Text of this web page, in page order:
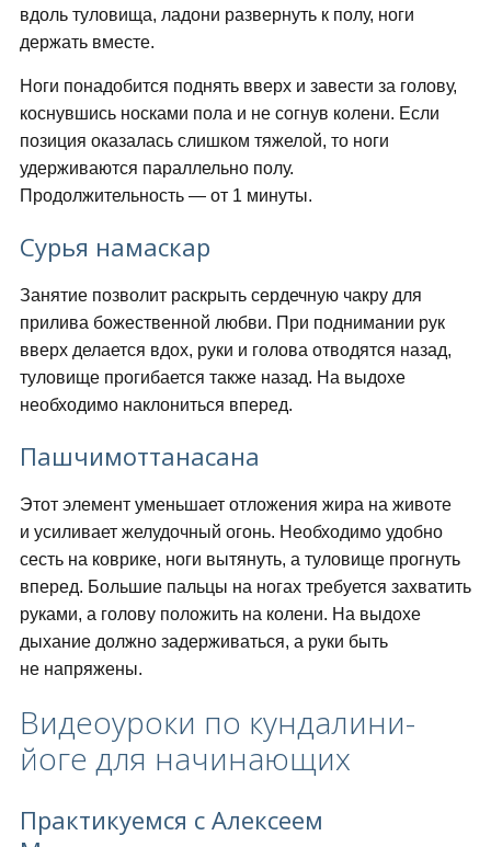
вдоль туловища, ладони развернуть к полу, ноги
держать вместе.
Ноги понадобится поднять вверх и завести за голову,
коснувшись носками пола и не согнув колени. Если
позиция оказалась слишком тяжелой, то ноги
удерживаются параллельно полу.
Продолжительность — от 1 минуты.
Сурья намаскар
Занятие позволит раскрыть сердечную чакру для
прилива божественной любви. При поднимании рук
вверх делается вдох, руки и голова отводятся назад,
туловище прогибается также назад. На выдохе
необходимо наклониться вперед.
Пашчимоттанасана
Этот элемент уменьшает отложения жира на животе
и усиливает желудочный огонь. Необходимо удобно
сесть на коврике, ноги вытянуть, а туловище прогнуть
вперед. Большие пальцы на ногах требуется захватить
руками, а голову положить на колени. На выдохе
дыхание должно задерживаться, а руки быть
не напряжены.
Видеоуроки по кундалини-
йоге для начинающих
Практикуемся с Алексеем